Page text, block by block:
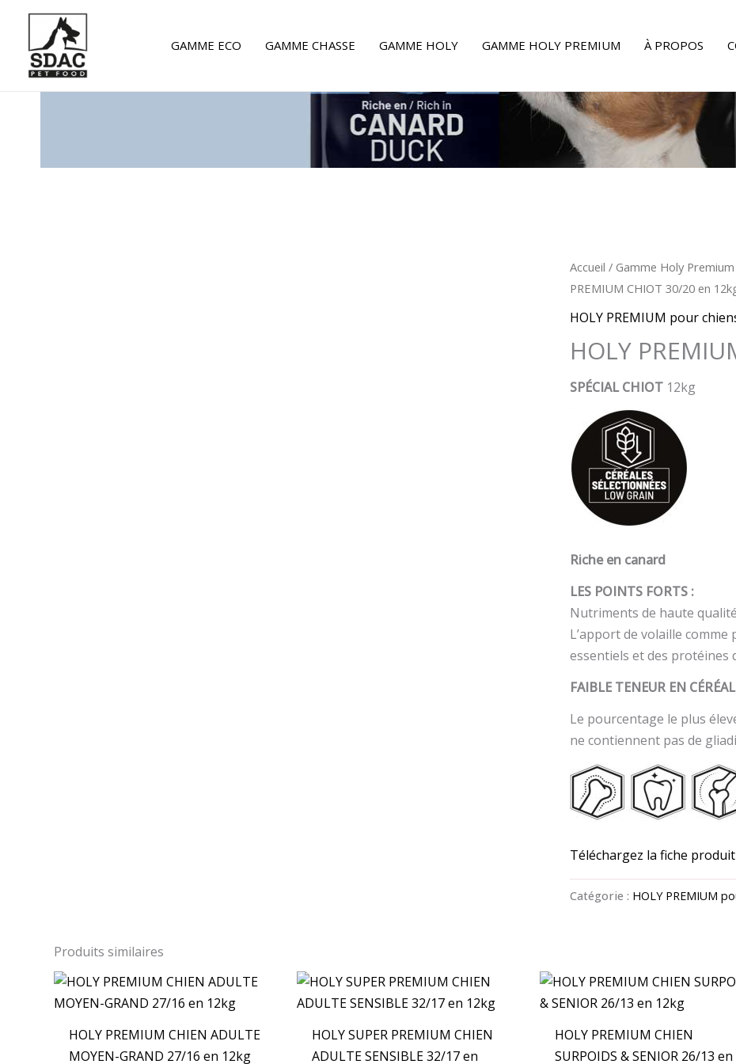
contenu
GAMME ECO GAMME CHASSE GAMME HOLY GAMME HOLY PREMIUM À PROPOS
Accueil / Gamme Holy Premium
PREMIUM CHIOT 30/20 en
HOLY PREMIUM pour
HOLY
SPÉCIAL CHIOT 12kg
Riche en canard
LES POINTS FORTS :
Nutriments de haute
L’apport de volaille
essentiels et des protéines
FAIBLE TENEUR EN
Le pourcentage le plus
ne contiennent pas de
Téléchargez la fiche produit
Catégorie : HOLY PREMIUM
Produits similaires
HOLY PREMIUM CHIEN ADULTE
MOYEN-GRAND 27/16 en 12kg
HOLY SUPER PREMIUM CHIEN
ADULTE SENSIBLE 32/17 en
HOLY PREMIUM CHIEN
SURPOIDS & SENIOR 26/13 en